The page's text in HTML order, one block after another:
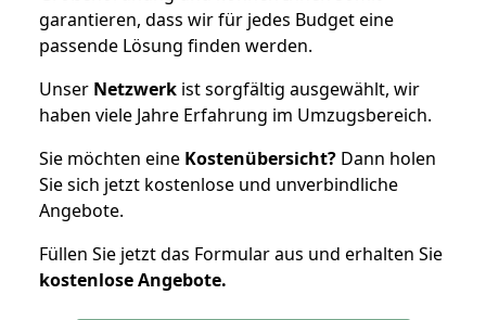
garantieren, dass wir für jedes Budget eine
passende Lösung finden werden.
Unser Netzwerk ist sorgfältig ausgewählt, wir
haben viele Jahre Erfahrung im Umzugsbereich.
Sie möchten eine Kostenübersicht? Dann holen
Sie sich jetzt kostenlose und unverbindliche
Angebote.
Füllen Sie jetzt das Formular aus und erhalten Sie
kostenloseAngebote.